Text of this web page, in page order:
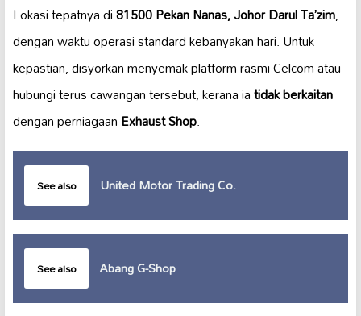
Lokasi tepatnya di81500 Pekan Nanas, Johor Darul Ta’zim,
dengan waktu operasi standard kebanyakan hari. Untuk
kepastian, disyorkan menyemak platform rasmi Celcom atau
hubungi terus cawangan tersebut, kerana iatidak berkaitan
dengan perniagaanExhaust Shop.
See also United Motor Trading Co.
See also Abang G-Shop